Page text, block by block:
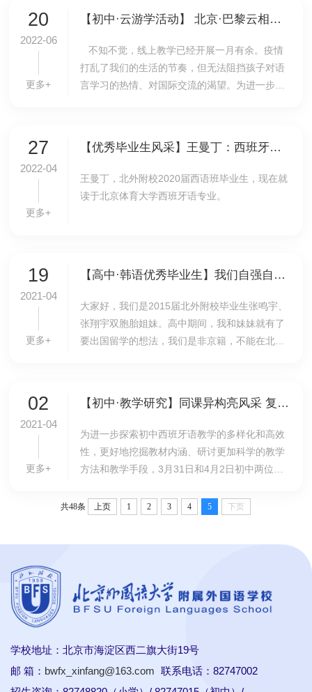
20
2022-06
更多+
【初中·云游学活动】 北京·巴黎云相会，国际交流助成长——我校初一法英复语班与巴黎东部国际学校云游学交流活动
​ 不知不觉，线上教学已经开展一月有余。疫情
打乱了我们的生活的节奏，但无法阻挡孩子对语
言学习的热情、对国际交流的渴望。为进一步开
27
2022-04
更多+
【优秀毕业生风采】王曼丁：西班牙语使我的生活绚丽多彩！El español llena mi vida de colores!
王曼丁，北外附校2020届西语班毕业生，现在就
读于北京体育大学西班牙语专业。
19
2021-04
更多+
【高中·韩语优秀毕业生】我们自强自立的留学之路 | 张鸣宇、张翔宇
大家好，我们是2015届北外附校毕业生张鸣宇、
张翔宇双胞胎姐妹。高中期间，我和妹妹就有了
要出国留学的想法，我们是非京籍，不能在北京
02
2021-04
更多+
【初中·教学研究】同课异构亮风采 复语教师共成长——记我校初中西班牙语学科同课异构活动
为进一步探索初中西班牙语教学的多样化和高效
性，更好地挖掘教材内涵、研讨更加科学的教学
方法和教学手段，3月31日和4月2日初中两位西
二年级开展了同课异构的教研活动。两位老师教
共48条 上页 1 2 3 4 5 下页
学校地址：北京市海淀区西二旗大街19号
邮 箱： bwfx_xinfang@163.com 联系电话：82747002